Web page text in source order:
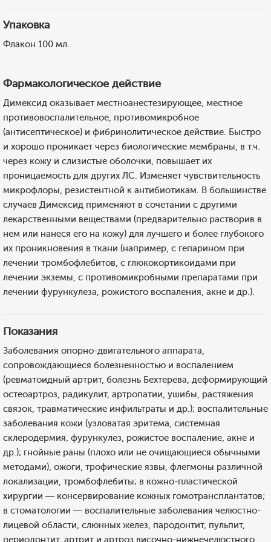
Упаковка
Флакон 100 мл.
Фармакологическое действие
Димексид оказывает местноанестезирующее, местное
противовоспалительное, противомикробное
(антисептическое) и фибринолитическое действие. Быстро
и хорошо проникает через биологические мембраны, в т.ч.
через кожу и слизистые оболочки, повышает их
проницаемость для других ЛС. Изменяет чувствительность
микрофлоры, резистентной к антибиотикам. В большинстве
случаев Димексид применяют в сочетании с другими
лекарственными веществами (предварительно растворив в
нем или нанеся его на кожу) для лучшего и более глубокого
их проникновения в ткани (например, с гепарином при
лечении тромбофлебитов, с глюкокортикоидами при
лечении экземы, с противомикробными препаратами при
лечении фурункулеза, рожистого воспаления, акне и др.).
Показания
Заболевания опорно-двигательного аппарата,
сопровождающиеся болезненностью и воспалением
(ревматоидный артрит, болезнь Бехтерева, деформирующий
остеоартроз, радикулит, артропатии, ушибы, растяжения
связок, травматические инфильтраты и др.); воспалительные
заболевания кожи (узловатая эритема, системная
склеродермия, фурункулез, рожистое воспаление, акне и
др.); гнойные раны (плохо или не очищающиеся обычными
методами), ожоги, трофические язвы, флегмоны различной
локализации, тромбофлебиты; в кожно-пластической
хирургии — консервирование кожных гомотрансплантатов;
в стоматологии — воспалительные заболевания челюстно-
лицевой области, слюнных желез, пародонтит, пульпит,
периодонтит, артрит и артроз височно-нижнечелюстного